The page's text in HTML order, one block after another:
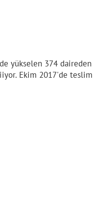
yükselen 374 daireden
Ekim 2017'de teslim